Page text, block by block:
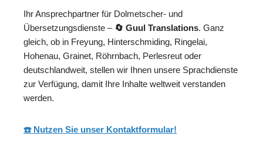
Ihr Ansprechpartner für Dolmetscher- und
Übersetzungsdienste – 🔄 Guul Translations. Ganz
gleich, ob in Freyung, Hinterschmiding, Ringelai,
Hohenau, Grainet, Röhrnbach, Perlesreut oder
deutschlandweit, stellen wir Ihnen unsere Sprachdienste
zur Verfügung, damit Ihre Inhalte weltweit verstanden
werden.
☎️ Nutzen Sie unser Kontaktformular!